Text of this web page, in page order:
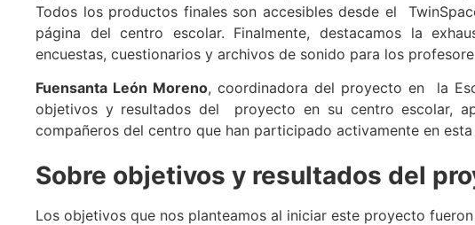
Todos los productos finales son accesibles desde el
página del centro escolar. Finalmente, destacamos la
encuestas, cuestionarios y archivos de sonido para los
Fuensanta León Moreno, coordinadora del proyecto en la
objetivos y resultados del proyecto en su centro escolar,
compañeros del centro que han participado activamente en esta
Sobre objetivos y resultados del
Los objetivos que nos planteamos al iniciar este proyecto